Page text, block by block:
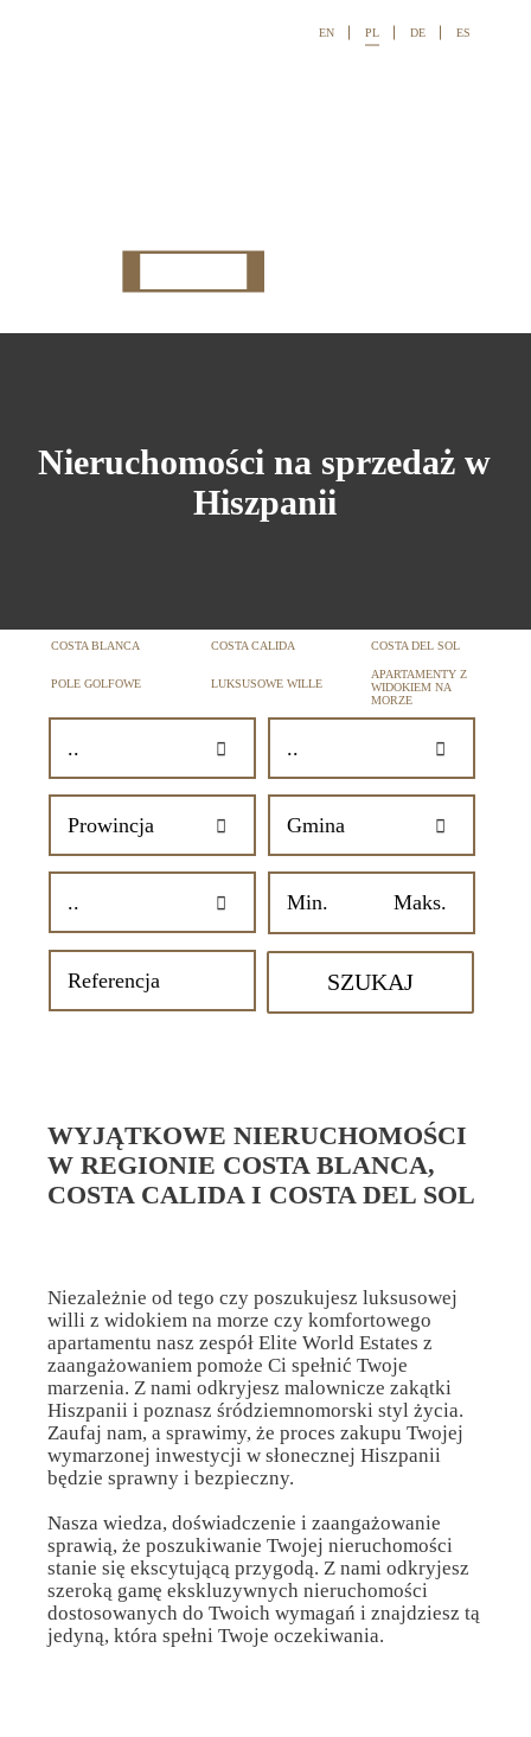

EN PL DE ES
Nieruchomości na sprzedaż w
Hiszpanii
COSTA CALIDA COSTA DEL SOL
LUKSUSOWE WILLE
APARTAMENTY Z
WIDOKIEM NA
MORZE
POLE GOLFOWE
COSTA BLANCA
SZUKAJ
WYJĄTKOWE NIERUCHOMOŚCI
W REGIONIE COSTA BLANCA,
COSTA CALIDA I COSTA DEL SOL
Niezależnie od tego czy poszukujesz luksusowej
willi z widokiem na morze czy komfortowego
apartamentu nasz zespół Elite World Estates z
zaangażowaniem pomoże Ci spełnić Twoje
marzenia. Z nami odkryjesz malownicze zakątki
Hiszpanii i poznasz śródziemnomorski styl życia.
Zaufaj nam, a sprawimy, że proces zakupu Twojej
wymarzonej inwestycji w słonecznej Hiszpanii
będzie sprawny i bezpieczny.
Nasza wiedza, doświadczenie i zaangażowanie
sprawią, że poszukiwanie Twojej nieruchomości
stanie się ekscytującą przygodą. Z nami odkryjesz
szeroką gamę ekskluzywnych nieruchomości
dostosowanych do Twoich wymagań i znajdziesz tą
jedyną, która spełni Twoje oczekiwania.